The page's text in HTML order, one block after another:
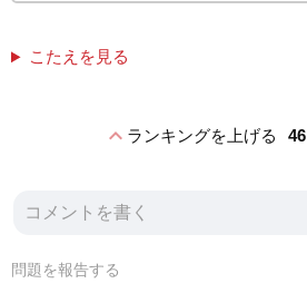
こたえを見る
expand_lessランキングを上げる 46
問題を報告する